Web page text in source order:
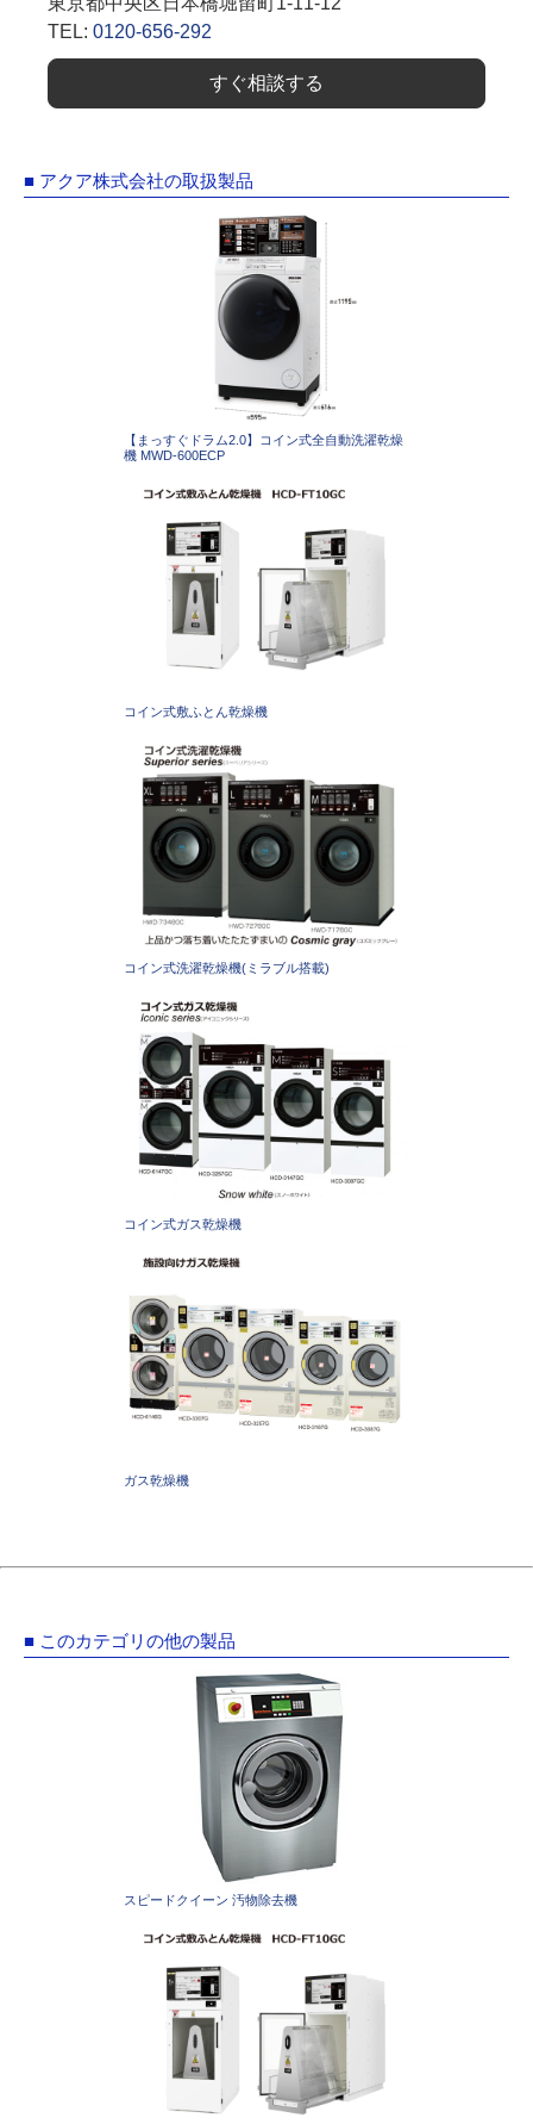
TEL: 0120-656-292
すぐ相談する
■ アクア株式会社の取扱製品
【まっすぐドラム2.0】コイン式全自動洗濯乾燥
機 MWD-600ECP
コイン式敷ふとん乾燥機
コイン式洗濯乾燥機(ミラブル搭載)
コイン式ガス乾燥機
ガス乾燥機
■ このカテゴリの他の製品
スピードクイーン 汚物除去機